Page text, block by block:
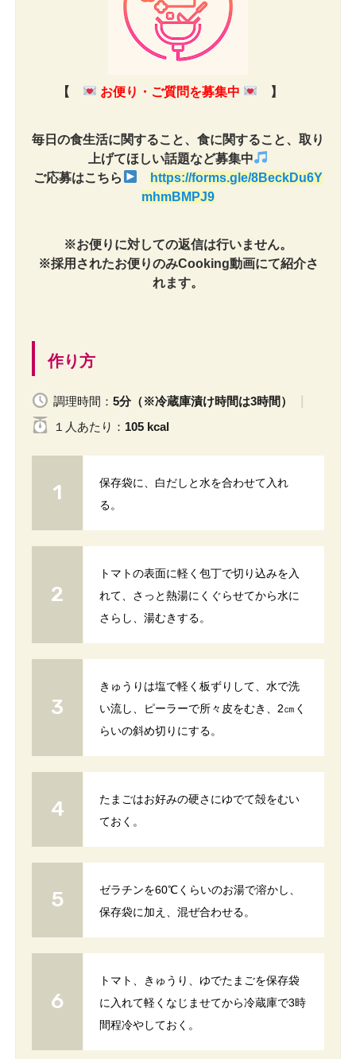
【 お便り・ご質問を募集中 】
毎日の食生活に関すること、食に関すること、取り
上げてほしい話題など募集中
ご応募はこちら
https://forms.gle/8BeckDu6Y
mhmBMPJ9
※お便りに対しての返信は行いません。
※採用されたお便りのみCooking動画にて紹介さ
れます。
作り方
調理時間： 5分（※冷蔵庫漬け時間は3時間）
１人 あたり ： 105 kcal
保存袋に、白だしと水を合わせて入れ
る。
トマトの表面に軽く包丁で切り込みを入
れて、さっと熱湯にくぐらせてから水に
さらし、湯むきする。
きゅうりは塩で軽く板ずりして、水で洗
い流し、ピーラーで所々皮をむき、2㎝く
らいの斜め切りにする。
たまごはお好みの硬さにゆでて殻をむい
ておく。
ゼラチンを60℃くらいのお湯で溶かし、
保存袋に加え、混ぜ合わせる。
トマト、きゅうり、ゆでたまごを保存袋
に入れて軽くなじませてから冷蔵庫で3時
間程冷やしておく。